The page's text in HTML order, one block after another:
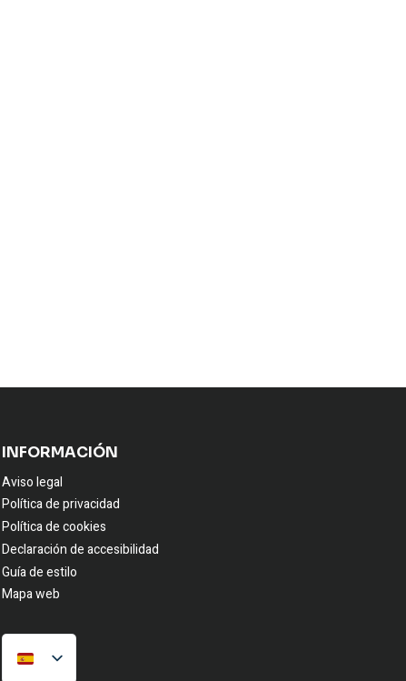
INFORMACIÓN
Aviso legal
Política de privacidad
Política de cookies
Declaración de accesibilidad
Guía de estilo
Mapa web